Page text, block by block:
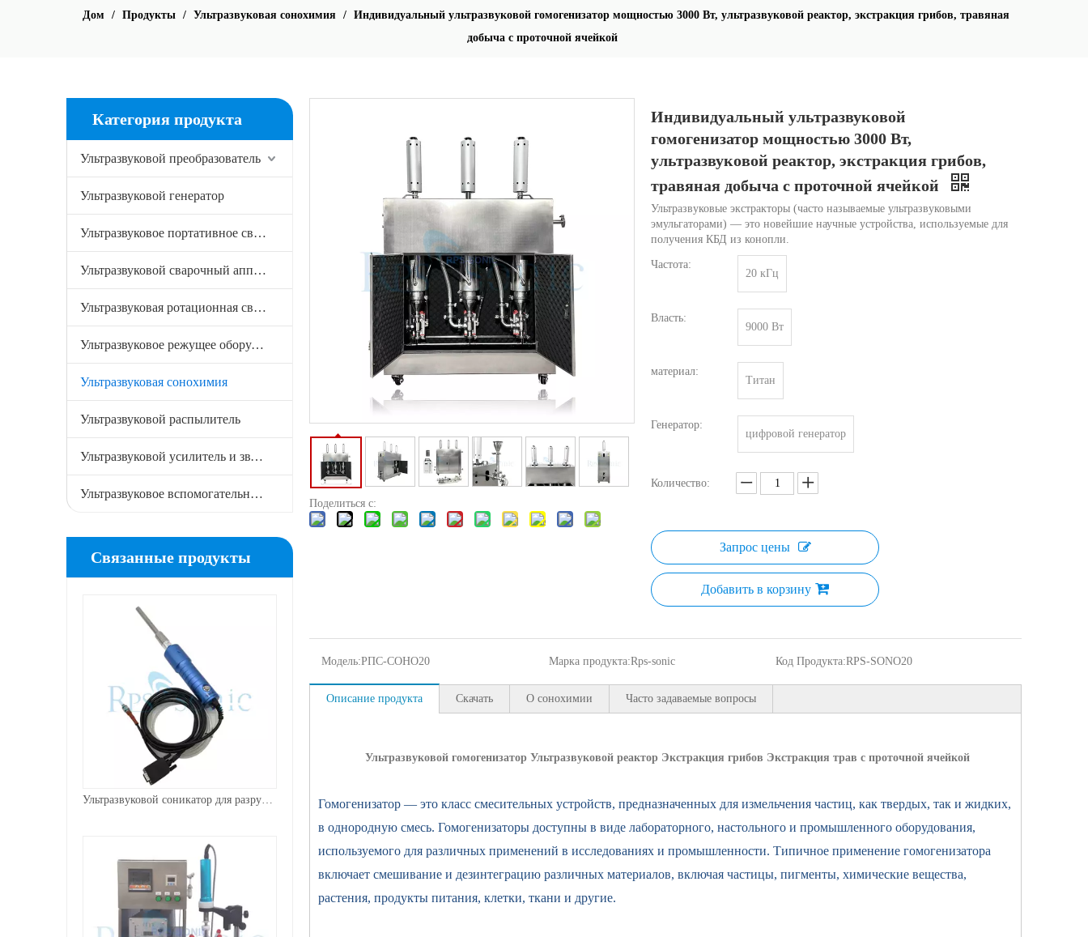
Дом / Продукты / Ультразвуковая сонохимия / Индивидуальный ультразвуковой гомогенизатор мощностью 3000 Вт, ультразвуковой реактор, экстракция грибов, травяная
добыча с проточной ячейкой
Категория продукта
Ультразвуковой преобразователь
Ультразвуковой генератор
Ультразвуковое портативное сварочное оборудование
Ультразвуковой сварочный аппарат
Ультразвуковая ротационная сварка
Ультразвуковое режущее оборудование
Ультразвуковая сонохимия
Ультразвуковой распылитель
Ультразвуковой усилитель и звуковой сигнал
Ультразвуковое вспомогательное оборудование
Связанные продукты
Ультразвуковой соникатор для разрушения клеток с частотой 20 кГц 500 Вт
Поделиться с:
Индивидуальный ультразвуковой
гомогенизатор мощностью 3000 Вт,
ультразвуковой реактор, экстракция грибов,
травяная добыча с проточной ячейкой
Ультразвуковые экстракторы (часто называемые ультразвуковыми
эмульгаторами) — это новейшие научные устройства, используемые для
получения КБД из конопли.
Частота:
20 кГц
Власть:
9000 Вт
материал:
Титан
Генератор:
цифровой генератор
Количество:
Запрос цены
Добавить в корзину
Модель:РПС-СОНО20 Марка продукта:Rps-sonic Код Продукта:RPS-SONO20
Описание продукта Скачать О сонохимии Часто задаваемые вопросы
Ультразвуковой гомогенизатор Ультразвуковой реактор Экстракция грибов Экстракция трав с проточной ячейкой
Гомогенизатор — это класс смесительных устройств, предназначенных для измельчения частиц, как твердых, так и жидких,
в однородную смесь. Гомогенизаторы доступны в виде лабораторного, настольного и промышленного оборудования,
используемого для различных применений в исследованиях и промышленности. Типичное применение гомогенизатора
включает смешивание и дезинтеграцию различных материалов, включая частицы, пигменты, химические вещества,
растения, продукты питания, клетки, ткани и другие.